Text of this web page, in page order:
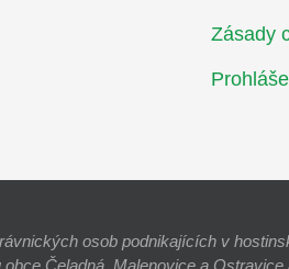
Zásady
osob podnikajících v
Čeladná, Malenovice a Ostravice